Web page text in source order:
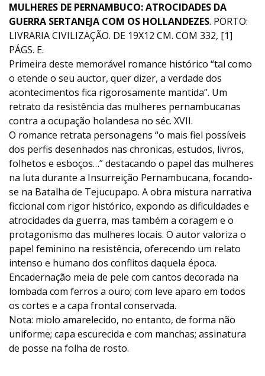
MULHERES DE PERNAMBUCO: ATROCIDADES DA
GUERRA SERTANEJA COM OS HOLLANDEZES. PORTO:
LIVRARIA CIVILIZAÇÃO. DE 19X12 CM. COM 332, [1]
PÁGS. E.
Primeira deste memorável romance histórico “tal como
o etende o seu auctor, quer dizer, a verdade dos
acontecimentos fica rigorosamente mantida”. Um
retrato da resistência das mulheres pernambucanas
contra a ocupação holandesa no séc. XVII.
O romance retrata personagens “o mais fiel possíveis
dos perfis desenhados nas chronicas, estudos, livros,
folhetos e esboços…” destacando o papel das mulheres
na luta durante a Insurreição Pernambucana, focando-
se na Batalha de Tejucupapo. A obra mistura narrativa
ficcional com rigor histórico, expondo as dificuldades e
atrocidades da guerra, mas também a coragem e o
protagonismo das mulheres locais. O autor valoriza o
papel feminino na resistência, oferecendo um relato
intenso e humano dos conflitos daquela época.
Encadernação meia de pele com cantos decorada na
lombada com ferros a ouro; com leve aparo em todos
os cortes e a capa frontal conservada.
Nota: miolo amarelecido, no entanto, de forma não
uniforme; capa escurecida e com manchas; assinatura
de posse na folha de rosto.